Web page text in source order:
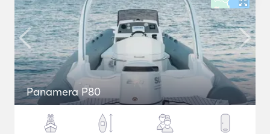
Panamera P80